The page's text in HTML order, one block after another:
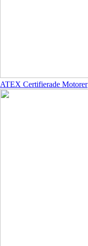
ATEX Certifierade Motorer